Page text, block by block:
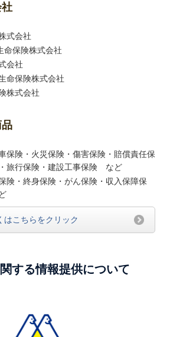
式会社
命保険株式会社
会社
命保険株式会社
株式会社
保険・火災保険・傷害保険・賠償責任保
旅行保険・建設工事保険 など
険・終身保険・がん保険・収入保障保
はこちらをクリック
する情報提供について